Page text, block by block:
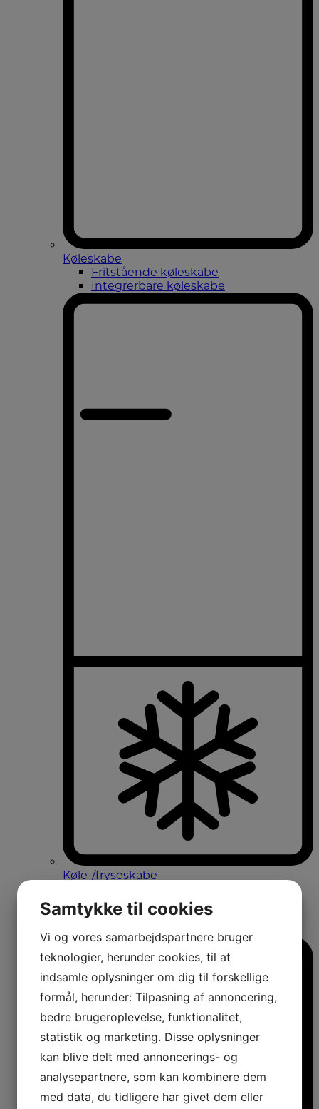
Køleskabe
Fritstående køleskabe
Integrerbare køleskabe
Køle-/fryseskabe
Integrerbare køle-/fryseskabe
Køleskabe med fryseboks
Amerikanerkøleskabe
Samtykke til cookies
Vi og vores samarbejdspartnere bruger
teknologier, herunder cookies, til at
indsamle oplysninger om dig til forskellige
formål, herunder: Tilpasning af annoncering,
bedre brugeroplevelse, funktionalitet,
statistik og marketing. Disse oplysninger
kan blive delt med annoncerings- og
analysepartnere, som kan kombinere dem
med data, du tidligere har givet dem eller